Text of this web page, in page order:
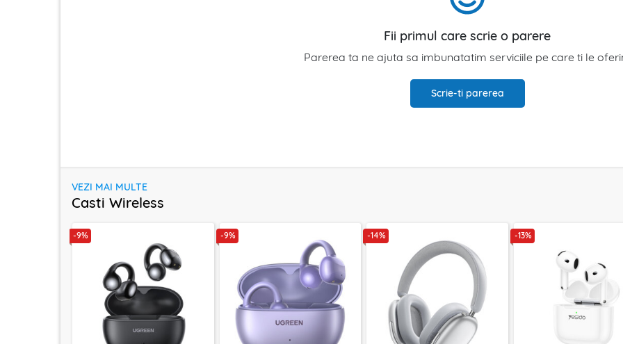
Fii primul care scrie o parere
Parerea ta ne ajuta sa imbunatatim serviciile pe care ti le
Scrie-ti parerea
VEZI MAI MULTE
Casti Wireless
-9% -9% -14% -13%